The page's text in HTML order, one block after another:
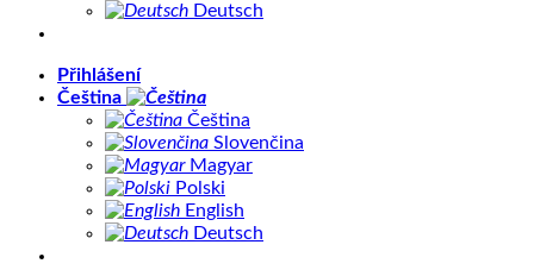
Deutsch
Přihlášení
Čeština
Čeština
Slovenčina
Magyar
Polski
English
Deutsch